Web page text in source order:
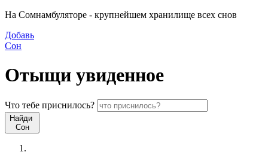
На Сомнамбуляторе - крупнейшем хранилище всех снов
Добавь
Сон
Отыщи увиденное
Что тебе приснилось?
Найди
Сон